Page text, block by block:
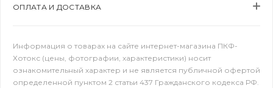
ОПЛАТА И ДОСТАВКА
Информация о товарах на сайте интернет-магазина ПКФ-
Хотокс (цены, фотографии, характеристики) носит
ознакомительный характер и не является публичной офертой
определенной пунктом 2 статьи 437 Гражданского кодекса РФ.